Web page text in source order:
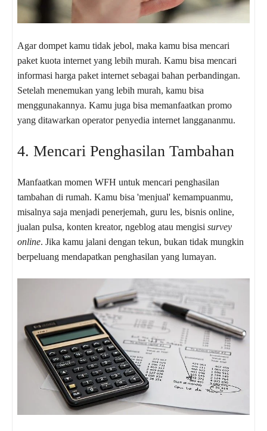
Agar dompet kamu tidak jebol, maka kamu bisa mencari
paket kuota internet yang lebih murah. Kamu bisa mencari
informasi harga paket internet sebagai bahan perbandingan.
Setelah menemukan yang lebih murah, kamu bisa
menggunakannya. Kamu juga bisa memanfaatkan promo
yang ditawarkan operator penyedia internet langgananmu.
4. Mencari Penghasilan Tambahan
Manfaatkan momen WFH untuk mencari penghasilan
tambahan di rumah. Kamu bisa 'menjual' kemampuanmu,
misalnya saja menjadi penerjemah, guru les, bisnis online,
jualan pulsa, konten kreator, ngeblog atau mengisi survey
online. Jika kamu jalani dengan tekun, bukan tidak mungkin
berpeluang mendapatkan penghasilan yang lumayan.